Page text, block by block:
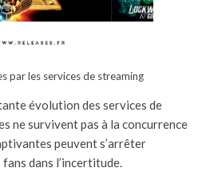
par les services de streaming
évolution des services de
ne survivent pas à la concurrence
peuvent s’arrêter
dans l’incertitude.